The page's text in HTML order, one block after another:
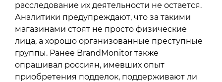
расследование их деятельности не остается.
Аналитики предупреждают, что за такими
магазинами стоят не просто физические
лица, а хорошо организованные преступные
группы. Ранее BrandMonitor также
опрашивал россиян, имевших опыт
приобретения подделок, поддерживают ли